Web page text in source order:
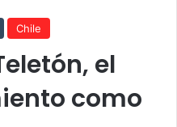
Chile
el
como